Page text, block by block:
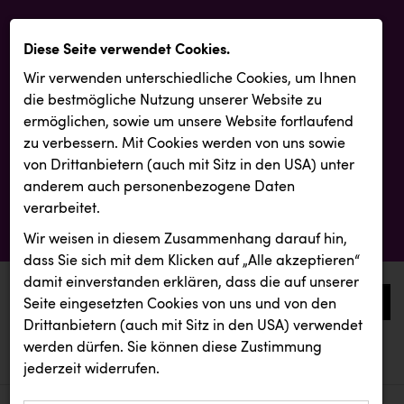
0
aktuelle aussendungen
aktuelle aussendungen
Diese Seite verwendet Cookies.
Wir verwenden unterschiedliche Cookies, um Ihnen
die best­mögliche Nutzung unserer Website zu
ermöglichen, sowie um unsere Website fortlaufend
zu verbessern. Mit Cookies werden von uns sowie
von Drittanbietern (auch mit Sitz in den USA) unter
anderem auch personenbezogene Daten
verarbeitet.
Wir weisen in diesem Zusammenhang darauf hin,
dass Sie sich mit dem Klicken auf „Alle akzeptieren“
damit ein­ver­standen erklären, dass die auf unserer
Seite eingesetzten Cookies von uns und von den
Drittanbietern (auch mit Sitz in den USA) verwendet
werden dürfen. Sie können diese Zustimmung
jederzeit widerrufen.